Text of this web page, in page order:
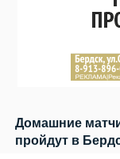
Домашние
пройдут в